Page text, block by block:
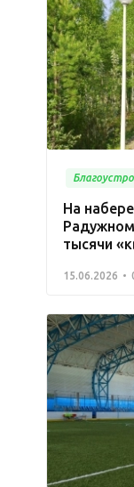
На
тысячи
15.06.2026